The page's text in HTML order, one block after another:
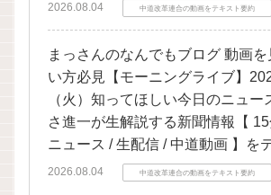
2026.08.04 中道改革連合の動画をテキスト要約
まっさんのなんでもブログ 動画
い方必見【モーニングライブ】
（火）知ってほしい今日のニュー
さ進一が生解説する新聞情報【
ニュース / 生配信 / 中道動画 】を
2026.08.04 中道改革連合の動画をテキスト要約